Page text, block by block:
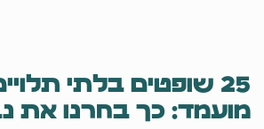
25 שופטים בלתי